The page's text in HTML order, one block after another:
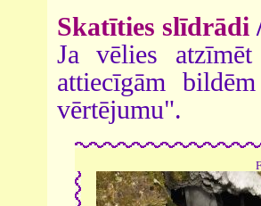
Skatīties slīdrādi
Ja vēlies
attiecīgām
vērtējumu".